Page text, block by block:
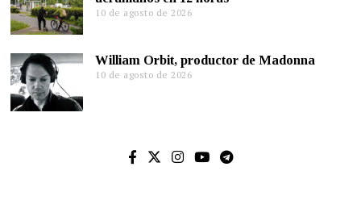
10 de agosto de 2026
William Orbit, productor de Madonna
10 de agosto de 2026